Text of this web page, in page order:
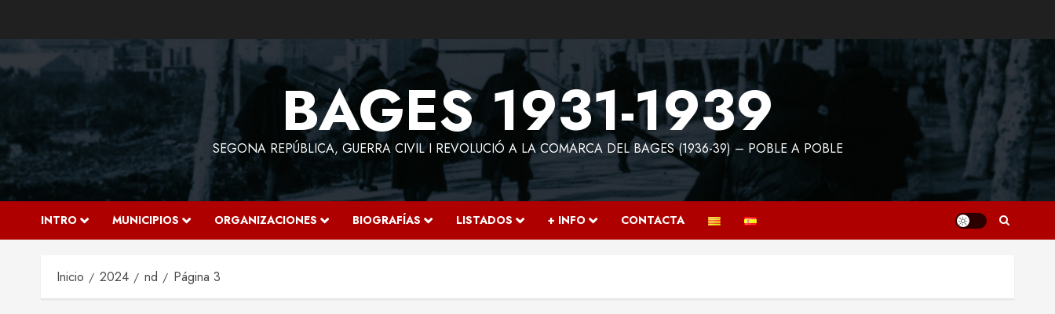
BAGES 1931-1939
SEGONA REPÚBLICA, GUERRA CIVIL I REVOLUCIÓ A LA COMARCA DEL BAGES (1936-39) – POBLE A POBLE
INTRO MUNICIPIOS ORGANIZACIONES BIOGRAFÍAS LISTADOS + INFO CONTACTA
Inicio 2024 nd Página 3